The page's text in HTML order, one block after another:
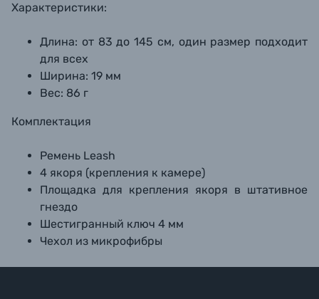
Характеристики:
Длина: от 83 до 145 см, один размер подходит
для всех
Ширина: 19 мм
Вес: 86 г
Комплектация
Ремень Leash
4 якоря (крепления к камере)
Площадка для крепления якоря в штативное
гнездо
Шестигранный ключ 4 мм
Чехол из микрофибры